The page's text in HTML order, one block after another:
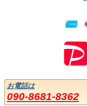
お電話は
090-8681-8362